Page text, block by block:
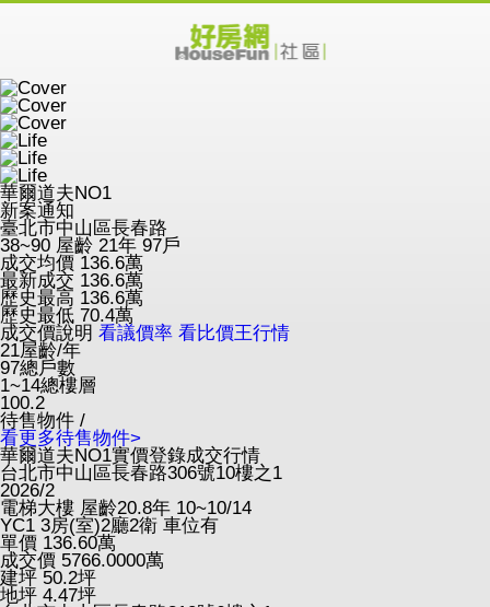
華爾道夫NO1
新案通知
臺北市中山區長春路
38~90 屋齡 21年 97戶
成交均價 136.6萬
最新成交 136.6萬
歷史最高 136.6萬
歷史最低 70.4萬
成交價說明 看議價率 看比價王行情
21屋齡/年
97總戶數
1~14總樓層
100.2
待售物件 /
看更多待售物件>
華爾道夫NO1實價登錄成交行情
台北市中山區長春路306號10樓之1
2026/2
電梯大樓 屋齡20.8年 10~10/14
YC1 3房(室)2廳2衛 車位有
單價 136.60萬
成交價 5766.0000萬
建坪 50.2坪
地坪 4.47坪